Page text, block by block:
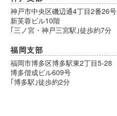
神戸市中央区磯辺通4丁目2番26号
新芙蓉ビル10階
｢三ノ宮・神戸三宮駅｣徒歩約7分
福岡支部
福岡市博多区博多駅東2丁目5-28
博多偕成ビル609号
｢博多駅｣徒歩約2分